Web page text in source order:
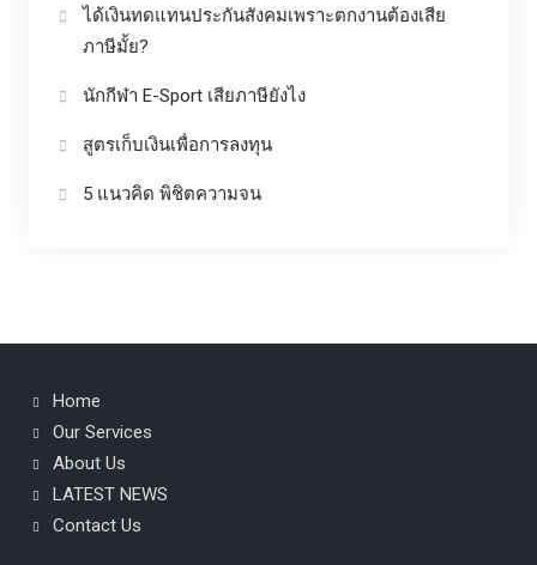
ได้เงินทดแทนประกันสังคมเพราะตกงานต้องเสีย
ภาษีมั้ย?
นักกีฬา E-Sport เสียภาษียังไง
สูตรเก็บเงินเพื่อการลงทุน
5 แนวคิด พิชิตความจน
Home
Our Services
About Us
LATEST NEWS
Contact Us